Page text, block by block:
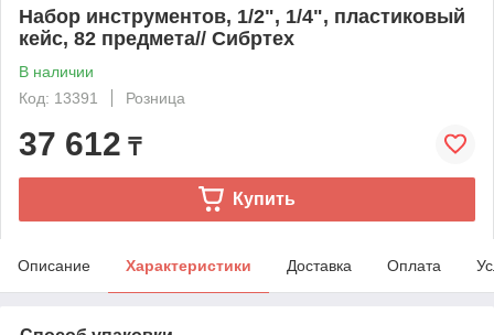
Набор инструментов, 1/2", 1/4", пластиковый
кейс, 82 предмета// Сибртех
В наличии
Код: 13391
Розница
37 612 ₸
Купить
Описание Характеристики Доставка Оплата